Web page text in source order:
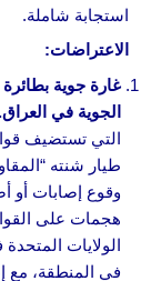
استجابة شاملة.
الاعتراضات:
غارة جوية
الجوية في العراق.
التي تستضيف
طيار شنته
وقوع إصابات أو
هجمات على
الولايات
في المنطقة، مع